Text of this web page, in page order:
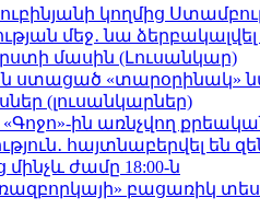
կողմից
մեջ․ նա ձերբակալվել
մասին (Լուսանկար)
ստացած «տարօրինակ»
(լուսանկարներ)
«Գոջո»-ին առնչվող
հայտնաբերվել են
մինչև ժամը 18:00-ն
բացառիկ